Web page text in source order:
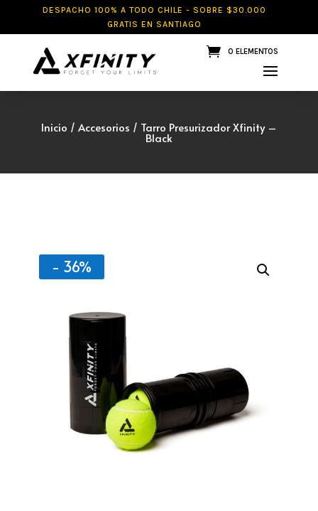
DESPACHO 100% A TODO CHILE - SOBRE $30.000
GRATIS EN SANTIAGO
0 ELEMENTOS
Inicio / Accesorios / Tarro Presurizador Xfinity –
Black
- 36%